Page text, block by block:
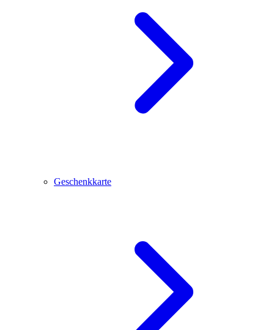
Geschenkkarte